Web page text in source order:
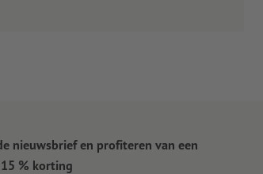
nieuwsbrief en profiteren van een
% korting